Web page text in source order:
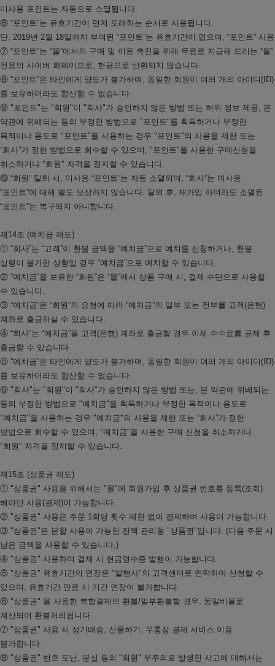
미사용 포인트는 자동으로 소멸됩니다.
⑥ “포인트”는 유효기간이 먼저 도래하는 순서로 사용됩니다.
단, 2019년 2월 18일까지 부여된 “포인트”는 유효기간이 없으며, “포인트” 사
⑦ “포인트”는 “몰”에서의 구매 및 이용 촉진을 위해 무료로 지급해 드리는 “몰”
전용의 사이버 화폐이므로, 현금으로 반환되지 않습니다.
⑧ “포인트”은 타인에게 양도가 불가하며, 동일한 회원이 여러 개의 아이디(ID)
를 보유하더라도 합산할 수 없습니다.
⑨ "포인트"는 "회원"이 "회사"가 승인하지 않은 방법 또는 허위 정보 제공, 본
약관에 위배되는 등의 부정한 방법으로 "포인트"를 획득하거나 부정한
목적이나 용도로 "포인트"를 사용하는 경우 "포인트"의 사용을 제한 또는
“회사”가 정한 방법으로 회수할 수 있으며, "포인트"를 사용한 구매신청을
취소하거나 "회원" 자격을 정지할 수 있습니다.
⑩ “회원” 탈퇴 시, 미사용 “포인트”는 자동 소멸되며, “회사”는 미사용
“포인트”에 대해 별도 보상하지 않습니다. 탈퇴 후, 재가입 하더라도 소멸된
“포인트”는 복구되지 아니합니다.
제14조 (예치금 제도)
① “회사”는 “고객”이 환불 금액을 “예치금”으로 예치를 신청하거나, 환불
실행이 불가한 상황일 경우 “예치금”으로 예치할 수 있습니다.
② “예치금”을 보유한 “회원”은 “몰”에서 상품 구매 시, 결제 수단으로 사용할
수 있습니다.
③ “예치금”은 “회원”의 요청에 따라 “예치금”의 일부 또는 전부를 고객(은행)
계좌로 출금하실 수 있습니다.
④ “회사”는 “예치금”을 고객(은행) 계좌로 출금할 경우 이체 수수료를 공제 후
출금할 수 있습니다.
⑤ “예치금”은 타인에게 양도가 불가하며, 동일한 회원이 여러 개의 아이디(ID)
를 보유하더라도 합산할 수 없습니다.
⑥ "회사"는 "회원"이 "회사"가 승인하지 않은 방법 또는, 본 약관에 위배되는
등의 부정한 방법으로 "예치금"을 획득하거나 부정한 목적이나 용도로
"예치금"을 사용하는 경우 "예치금"의 사용을 제한 또는 “회사”가 정한
방법으로 회수할 수 있으며, "예치금"을 사용한 구매 신청을 취소하거나
"회원" 자격을 정지할 수 있습니다.
제15조 (상품권 제도)
① "상품권" 사용을 위해서는 "몰"에 회원가입 후 상품권 번호를 등록(조회)
해야만 사용(결제)이 가능합니다.
② "상품권" 사용은 주문 1회당 횟수 제한 없이 결제하여 사용이 가능합니다.
③ "상품권"은 분할 사용이 가능한 잔액 관리형 "상품권"입니다. (다음 주문 시
남은 금액을 사용할 수 있습니다.)
④ "상품권" 사용하여 결제 시 현금영수증 발행이 가능합니다.
⑤ "상품권" 유효기간의 연장은 "발행사"의 고객센터로 연락하여 신청할 수
있으며, 유효기간 만료 시 기간 연장이 불가합니다.
⑥ "상품권" 을 사용한 복합결제의 환불/일부환불할 경우, 동일비율로
계산되어 환불처리됩니다.
⑦ "상품권" 사용 시 정기배송, 선물하기, 무통장 결제 서비스 이용
불가합니다.
⑧ "상품권" 번호 도난, 분실 등의 "회원" 부주의로 발생한 사고에 대해서는